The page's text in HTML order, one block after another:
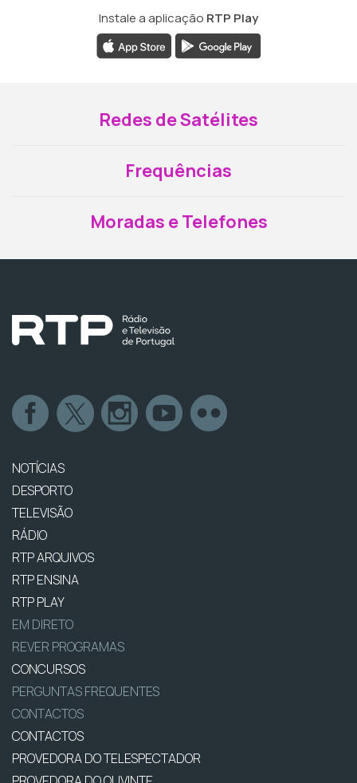
Instale a aplicação RTP Play
Redes de Satélites
Frequências
Moradas e Telefones
NOTÍCIAS
DESPORTO
TELEVISÃO
RÁDIO
RTP ARQUIVOS
RTP ENSINA
RTP PLAY
EM DIRETO
REVER PROGRAMAS
CONCURSOS
PERGUNTAS FREQUENTES
CONTACTOS
CONTACTOS
PROVEDORA DO TELESPECTADOR